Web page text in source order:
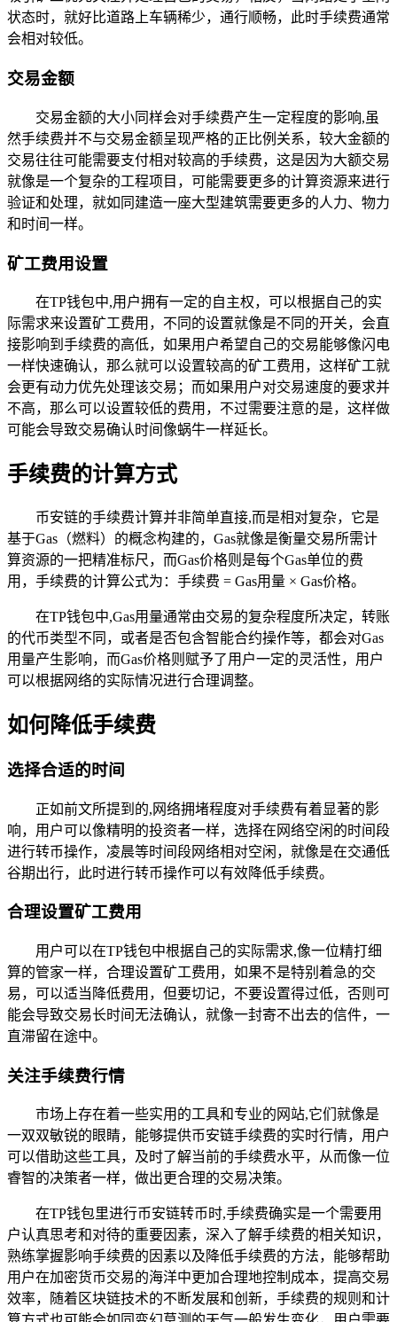
状态时，就好比道路上车辆稀少，通行顺畅，此时手续费通常
会相对较低。
交易金额
交易金额的大小同样会对手续费产生一定程度的影响,虽
然手续费并不与交易金额呈现严格的正比例关系，较大金额的
交易往往可能需要支付相对较高的手续费，这是因为大额交易
就像是一个复杂的工程项目，可能需要更多的计算资源来进行
验证和处理，就如同建造一座大型建筑需要更多的人力、物力
和时间一样。
矿工费用设置
在TP钱包中,用户拥有一定的自主权，可以根据自己的实
际需求来设置矿工费用，不同的设置就像是不同的开关，会直
接影响到手续费的高低，如果用户希望自己的交易能够像闪电
一样快速确认，那么就可以设置较高的矿工费用，这样矿工就
会更有动力优先处理该交易；而如果用户对交易速度的要求并
不高，那么可以设置较低的费用，不过需要注意的是，这样做
可能会导致交易确认时间像蜗牛一样延长。
手续费的计算方式
币安链的手续费计算并非简单直接,而是相对复杂，它是
基于Gas（燃料）的概念构建的，Gas就像是衡量交易所需计
算资源的一把精准标尺，而Gas价格则是每个Gas单位的费
用，手续费的计算公式为：手续费 = Gas用量 × Gas价格。
在TP钱包中,Gas用量通常由交易的复杂程度所决定，转账
的代币类型不同，或者是否包含智能合约操作等，都会对Gas
用量产生影响，而Gas价格则赋予了用户一定的灵活性，用户
可以根据网络的实际情况进行合理调整。
如何降低手续费
选择合适的时间
正如前文所提到的,网络拥堵程度对手续费有着显著的影
响，用户可以像精明的投资者一样，选择在网络空闲的时间段
进行转币操作，凌晨等时间段网络相对空闲，就像是在交通低
谷期出行，此时进行转币操作可以有效降低手续费。
合理设置矿工费用
用户可以在TP钱包中根据自己的实际需求,像一位精打细
算的管家一样，合理设置矿工费用，如果不是特别着急的交
易，可以适当降低费用，但要切记，不要设置得过低，否则可
能会导致交易长时间无法确认，就像一封寄不出去的信件，一
直滞留在途中。
关注手续费行情
市场上存在着一些实用的工具和专业的网站,它们就像是
一双双敏锐的眼睛，能够提供币安链手续费的实时行情，用户
可以借助这些工具，及时了解当前的手续费水平，从而像一位
睿智的决策者一样，做出更合理的交易决策。
在TP钱包里进行币安链转币时,手续费确实是一个需要用
户认真思考和对待的重要因素，深入了解手续费的相关知识，
熟练掌握影响手续费的因素以及降低手续费的方法，能够帮助
用户在加密货币交易的海洋中更加合理地控制成本，提高交易
效率，随着区块链技术的不断发展和创新，手续费的规则和计